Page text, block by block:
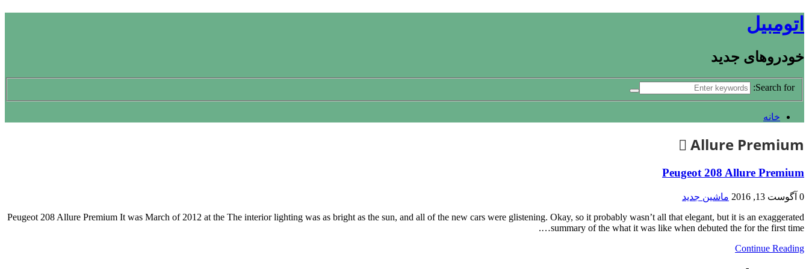
اتومبیل
خودروهای جدید
Search for:
خانه
Allure Premium
Peugeot 208 Allure Premium
0 آگوست 13, 2016
ماشین جدید
Peugeot 208 Allure Premium It was March of 2012 at the The interior lighting was as bright as the sun, and all of the new cars were glistening. Okay, so it probably wasn’t all that elegant, but it is an exaggerated
summary of the what it was like when debuted the for the first time….
Continue Reading